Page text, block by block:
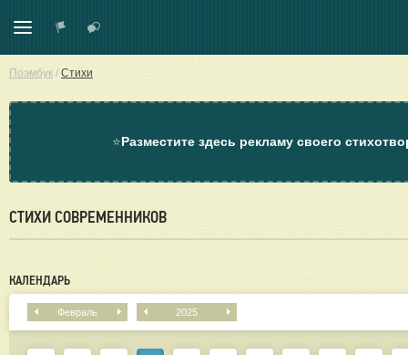
Поэмбук / Стихи
⭐Разместите здесь рекламу своего
СТИХИ СОВРЕМЕННИКОВ
КАЛЕНДАРЬ
Февраль 2025